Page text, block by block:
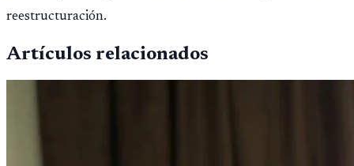
reestructuración.
Artículos relacionados